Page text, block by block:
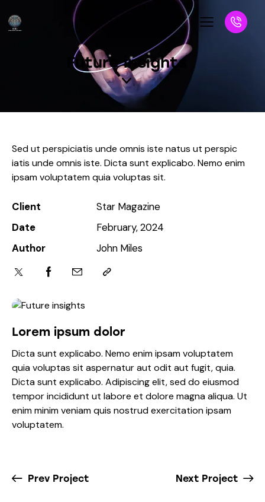
Future insights
Lorem ipsum dolor
Dicta sunt explicabo. Nemo enim ipsam voluptatem
quia voluptas sit aspernatur aut odit aut fugit, quia.
Dicta sunt explicabo. Adipiscing elit, sed do eiusmod
tempor incididunt ut labore et dolore magna aliqua. Ut
enim minim veniam quis nostrud exercitation ipsam
voluptatem.
Sed ut perspiciatis unde omnis iste natus ut perspic
iatis unde omnis iste. Dicta sunt explicabo. Nemo enim
ipsam voluptatem quia voluptas sit.
Client
Star Magazine
Date
February, 2024
Author
John Miles
Prev Project Next Project